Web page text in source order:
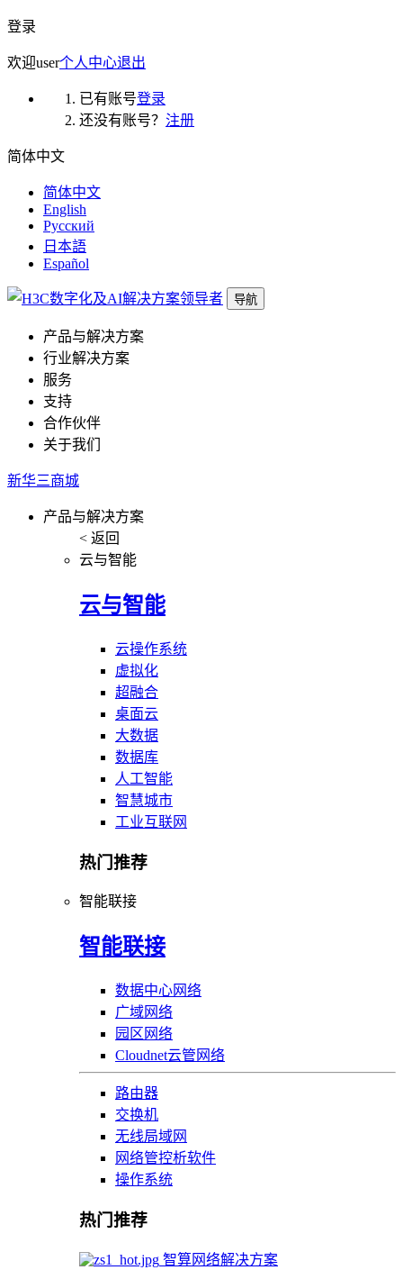
登录
欢迎user个人中心退出
已有账号登录
还没有账号？ 注册
简体中文
简体中文
English
Русский
日本語
Español
导航
产品与解决方案
行业解决方案
服务
支持
合作伙伴
关于我们
新华三商城
产品与解决方案
< 返回
云与智能
云与智能
云操作系统
虚拟化
超融合
桌面云
大数据
数据库
人工智能
智慧城市
工业互联网
热门推荐
智能联接
智能联接
数据中心网络
广域网络
园区网络
Cloudnet云管网络
路由器
交换机
无线局域网
网络管控析软件
操作系统
热门推荐
智算网络解决方案